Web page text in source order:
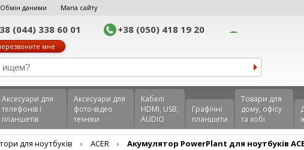
Обмін даними Мапа сайту
(044) 338 60 01 +38 (050) 418 19 20
мне
Аксеcуари для
телефонів і
планшетів
Аксесуари для
фото-відео
техніки
Кабелі
HDMI, USB,
AUDIO
Графічні
планшети
Товари для
дому, офісу
та хобі
для ноутбуків › ACER › Акумулятор PowerPlant для ноутбуків